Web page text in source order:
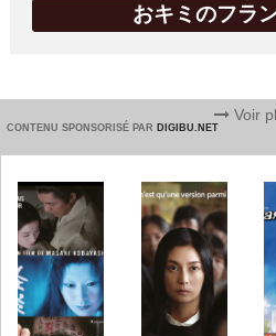
おキミのフラ
CONTENU SPONSORISÉ PAR DIGIBU.NET
Voir